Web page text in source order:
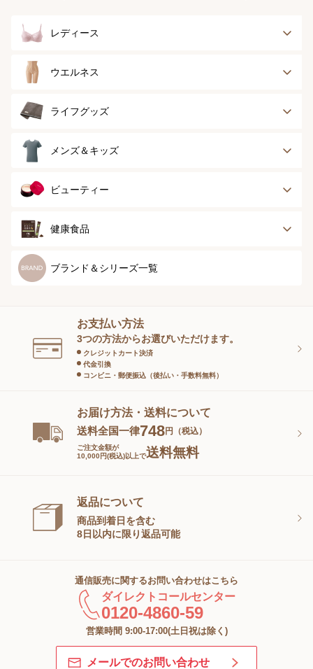
レディース
ブラジャー
ボディースーツ
ランジェリー
イツ
ウエルネス
健康サポート
スポーツ
ライフグッズ
アウター
グッズ
メンズ＆キッズ
メンズトップ
メンズソックス
ビューティー
スキンケア
スペシャルケア
スキンケアグッズ
健康食品
健康食品
ブランド＆シリーズ一覧
お支払い方法
3つの方法からお選びいただけます。
クレジットカート決済
代金引換
コンビニ・郵便振込（後払い・手数料無料）
お届け方法・送料について
送料全国一律748円（税込）
ご注文金額が
10,000円(税込)以上で送料無料
返品について
商品到着日を含む
8日以内に限り返品可能
通信販売に関するお問い合わせはこちら
ダイレクトコールセンター
0120-4860-59
営業時間 9:00-17:00(土日祝は除く)
メールでのお問い合わせ